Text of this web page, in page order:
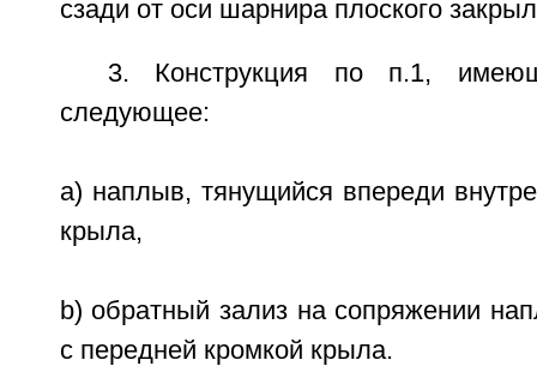
сзади от оси шарнира плоского
3. Конструкция по п.1,
следующее:
a) наплыв, тянущийся впереди
крыла,
b) обратный зализ на сопряжении
с передней кромкой крыла.